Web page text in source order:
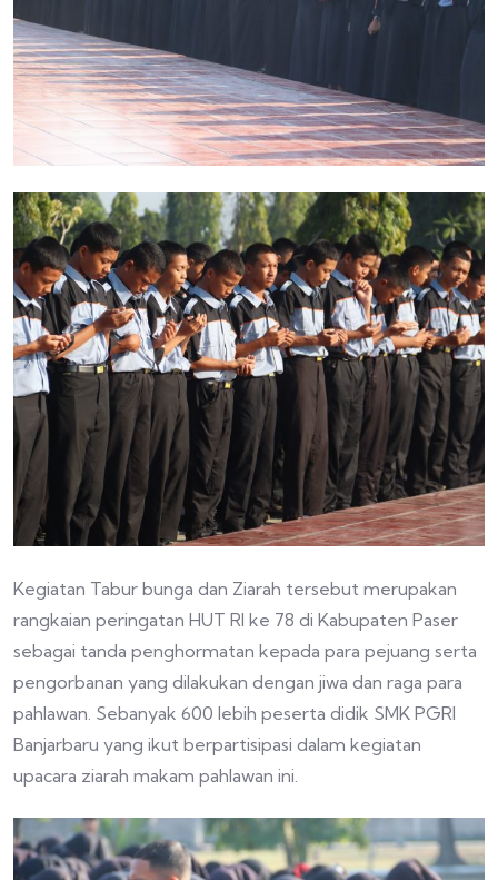
Kegiatan Tabur bunga dan Ziarah tersebut merupakan
rangkaian peringatan HUT RI ke 78 di Kabupaten Paser
sebagai tanda penghormatan kepada para pejuang serta
pengorbanan yang dilakukan dengan jiwa dan raga para
pahlawan. Sebanyak 600 lebih peserta didik SMK PGRI
Banjarbaru yang ikut berpartisipasi dalam kegiatan
upacara ziarah makam pahlawan ini.